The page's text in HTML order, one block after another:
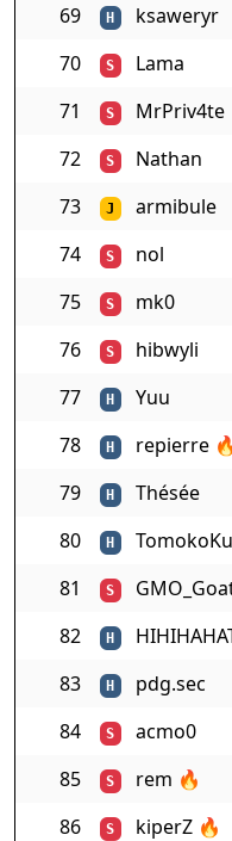
69
H ksaweryr
70
S Lama
71
S MrPriv4te
72
S Nathan
73
J armibule
74
S nol
75
S mk0
76
S hibwyli
77
H Yuu
78
H repierre
79
H Thésée
80
H
81
S
82
H
83
H pdg.sec
84
S acmo0
85
S rem 🔥
86
S kiperZ🔥